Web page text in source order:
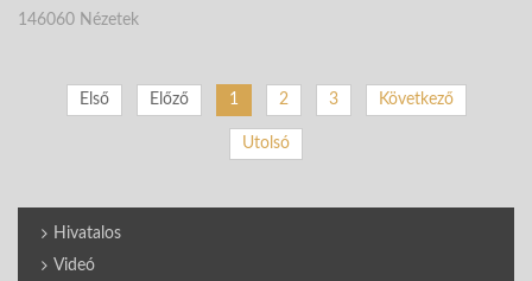
146060 Nézetek
Első Előző 1 2 3 Következő
Utolsó
Hivatalos
Videó